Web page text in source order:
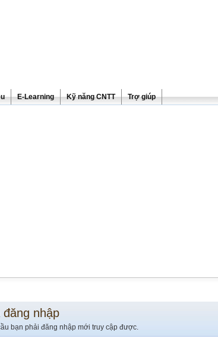
E-Learning Kỹ năng CNTT Trợ giúp
nhập
bạn phải đăng nhập mới truy cập được.